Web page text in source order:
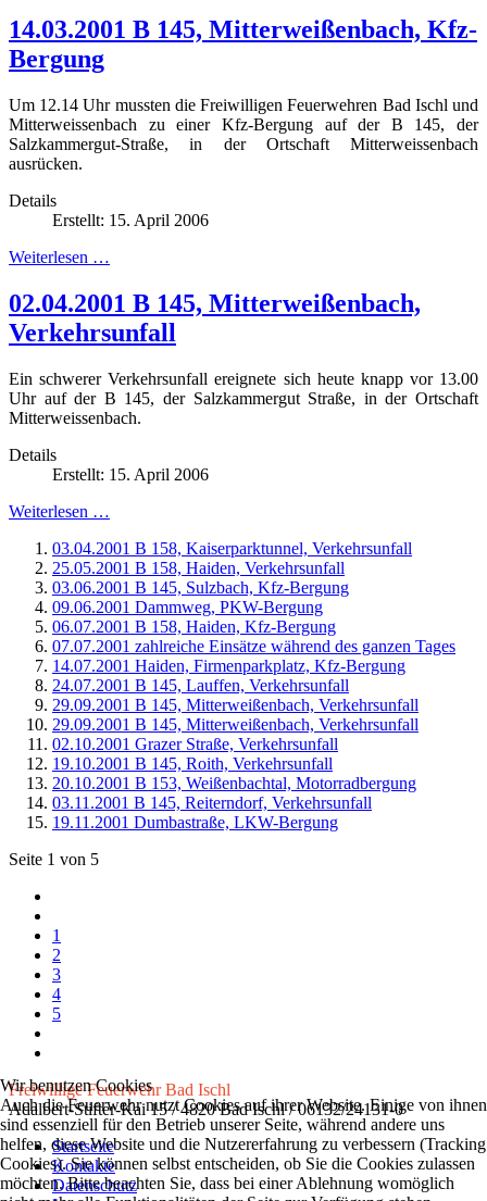
14.03.2001 B 145, Mitterweißenbach, Kfz-
Bergung
Um 12.14 Uhr mussten die Freiwilligen Feuerwehren Bad Ischl und
Mitterweissenbach zu einer Kfz-Bergung auf der B 145, der
Salzkammergut-Straße, in der Ortschaft Mitterweissenbach
ausrücken.
Details
Erstellt: 15. April 2006
Weiterlesen …
02.04.2001 B 145, Mitterweißenbach,
Verkehrsunfall
Ein schwerer Verkehrsunfall ereignete sich heute knapp vor 13.00
Uhr auf der B 145, der Salzkammergut Straße, in der Ortschaft
Mitterweissenbach.
Details
Erstellt: 15. April 2006
Weiterlesen …
03.04.2001 B 158, Kaiserparktunnel, Verkehrsunfall
25.05.2001 B 158, Haiden, Verkehrsunfall
03.06.2001 B 145, Sulzbach, Kfz-Bergung
09.06.2001 Dammweg, PKW-Bergung
06.07.2001 B 158, Haiden, Kfz-Bergung
07.07.2001 zahlreiche Einsätze während des ganzen Tages
14.07.2001 Haiden, Firmenparkplatz, Kfz-Bergung
24.07.2001 B 145, Lauffen, Verkehrsunfall
29.09.2001 B 145, Mitterweißenbach, Verkehrsunfall
29.09.2001 B 145, Mitterweißenbach, Verkehrsunfall
02.10.2001 Grazer Straße, Verkehrsunfall
19.10.2001 B 145, Roith, Verkehrsunfall
20.10.2001 B 153, Weißenbachtal, Motorradbergung
03.11.2001 B 145, Reiterndorf, Verkehrsunfall
19.11.2001 Dumbastraße, LKW-Bergung
Seite 1 von 5
1
2
3
4
5
Freiwillige Feuerwehr Bad Ischl
Adalbert-Stifter-Kai 15 / 4820 Bad Ischl / 06132/24131-0
Startseite
Kontakte
Datenschutz
Wir benutzen Cookies
Auch die Feuerwehr nutzt Cookies auf ihrer Website. Einige von ihnen
sind essenziell für den Betrieb unserer Seite, während andere uns
helfen, diese Website und die Nutzererfahrung zu verbessern (Tracking
Cookies). Sie können selbst entscheiden, ob Sie die Cookies zulassen
möchten. Bitte beachten Sie, dass bei einer Ablehnung womöglich